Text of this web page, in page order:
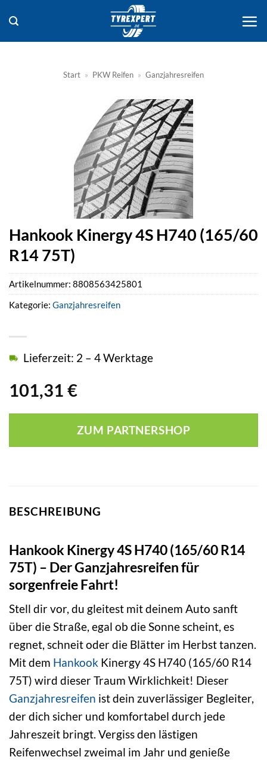
Inhalt
springen
Start » PKW Reifen » Ganzjahresreifen
Hankook Kinergy 4S H740 (165/60
R14 75T)
101,31 €
Lieferzeit: 2 – 4 Werktage
ZUM PARTNERSHOP
Artikelnummer: 8808563425801
Kategorie: Ganzjahresreifen
BESCHREIBUNG
Hankook Kinergy 4S H740 (165/60 R14
75T) – Der Ganzjahresreifen für
sorgenfreie Fahrt!
Stell dir vor, du gleitest mit deinem Auto sanft
über die Straße, egal ob die Sonne scheint, es
regnet, schneit oder die Blätter im Herbst tanzen.
Mit dem Hankook Kinergy 4S H740 (165/60 R14
75T) wird dieser Traum Wirklichkeit! Dieser
Ganzjahresreifen ist dein zuverlässiger Begleiter,
der dich sicher und komfortabel durch jede
Jahreszeit bringt. Vergiss den lästigen
Reifenwechsel zweimal im Jahr und genieße